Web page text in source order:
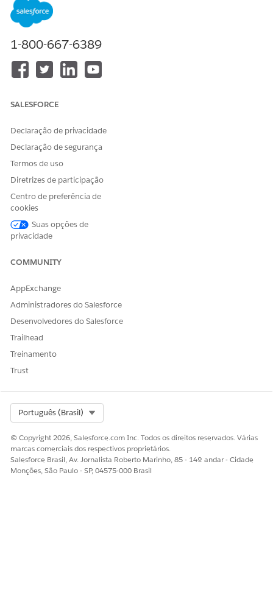
individualmente, em seu aplicativo Salesforce Field Service
Mobile. Uma experiência dedicada para o lead da equipe,
disponível ativando os controles de preferências da
organização em Configuração para a funcionalidade de lead
da equipe.
Diga-nos para podermos melhorar!
1-800-667-6389
SALESFORCE
Declaração de privacidade
Declaração de segurança
Termos de uso
Diretrizes de participação
Centro de preferência de
cookies
Suas opções de
privacidade
COMMUNITY
AppExchange
Administradores do Salesforce
Desenvolvedores do Salesforce
Trailhead
Treinamento
Trust
Português (Brasil)
© Copyright 2026, Salesforce.com Inc. Todos os direitos reservados. Várias
marcas comerciais dos respectivos proprietários.
Salesforce Brasil, Av. Jornalista Roberto Marinho, 85 - 14º andar - Cidade
Monções, São Paulo - SP, 04575-000 Brasil